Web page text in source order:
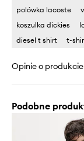
polówka lacoste
koszulka dickies
diesel t shirt
t-
Opinie o produkcie
Podobne